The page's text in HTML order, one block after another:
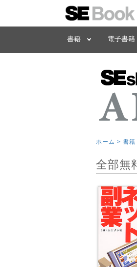
書籍 電子書籍
ホーム > 書籍
全部無